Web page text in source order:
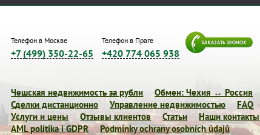
Телефон в Москве
+7 (499) 350-22-65
Телефон в Праге
+420 774 065 938
Чешская недвижимость за рубли
Обмен: Чехия ↔ Россия
Сделки дистанционно
Управление недвижимостью
FAQ
Услуги и цены
Отзывы клиентов Статьи
Наши контакты
AML politika i GDPR
Podmínky ochrany osobních údajů